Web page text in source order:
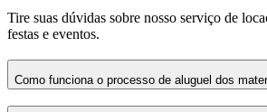
Tire suas dúvidas sobre nosso serviço de
festas e eventos.
Como funciona o processo de aluguel dos